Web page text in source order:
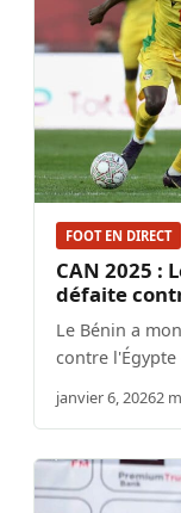
FOOT EN DIRECT
CAN 2025 :
défaite
Le Bénin a
contre l'Égypte
janvier 6, 20262